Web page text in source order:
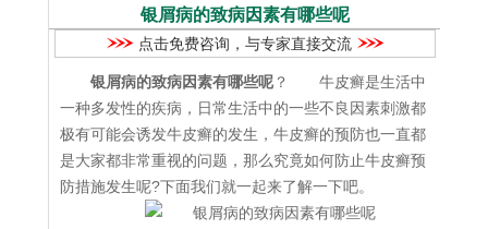
银屑病的致病因素有哪些呢
点击免费咨询，与专家直接交流
银屑病的致病因素有哪些呢 ？ 牛皮癣是生活中
一种多发性的疾病，日常生活中的一些不良因素刺激都
极有可能会诱发牛皮癣的发生，牛皮癣的预防也一直都
是大家都非常重视的问题，那么究竟如何防止牛皮癣预
防措施发生呢?下面我们就一起来了解一下吧。